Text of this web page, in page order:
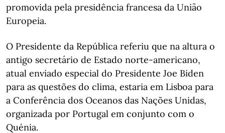
promovida pela presidência francesa da União
Europeia.
O Presidente da República referiu que na altura o
antigo secretário de Estado norte-americano,
atual enviado especial do Presidente Joe Biden
para as questões do clima, estaria em Lisboa para
a Conferência dos Oceanos das Nações Unidas,
organizada por Portugal em conjunto com o
Quénia.